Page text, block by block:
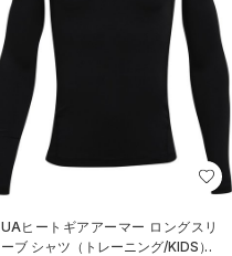
UAヒートギアアーマー ロングスリ
ーブ シャツ（トレーニング/KIDS）